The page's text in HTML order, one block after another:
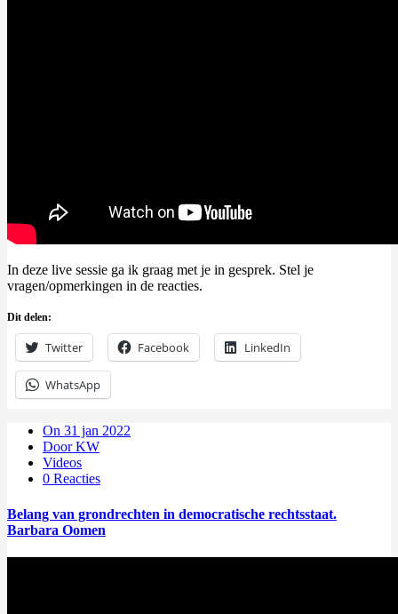
In deze live sessie ga ik graag met je in gesprek. Stel je
vragen/opmerkingen in de reacties.
Dit delen:
Twitter Facebook LinkedIn
WhatsApp
On 31 jan 2022
Door KW
Videos
0 Reacties
Belang van grondrechten in democratische rechtsstaat.
Barbara Oomen